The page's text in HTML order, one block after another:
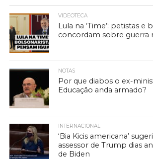
VIDEOTECA
Lula na ‘Time’: petistas e
concordam sobre guerra
NOTAS
Por que diabos o ex-
Educação anda armado?
INTERNACIONAL
‘Bia Kicis americana’
assessor de Trump dias
de Biden